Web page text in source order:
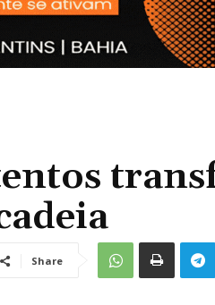
Share